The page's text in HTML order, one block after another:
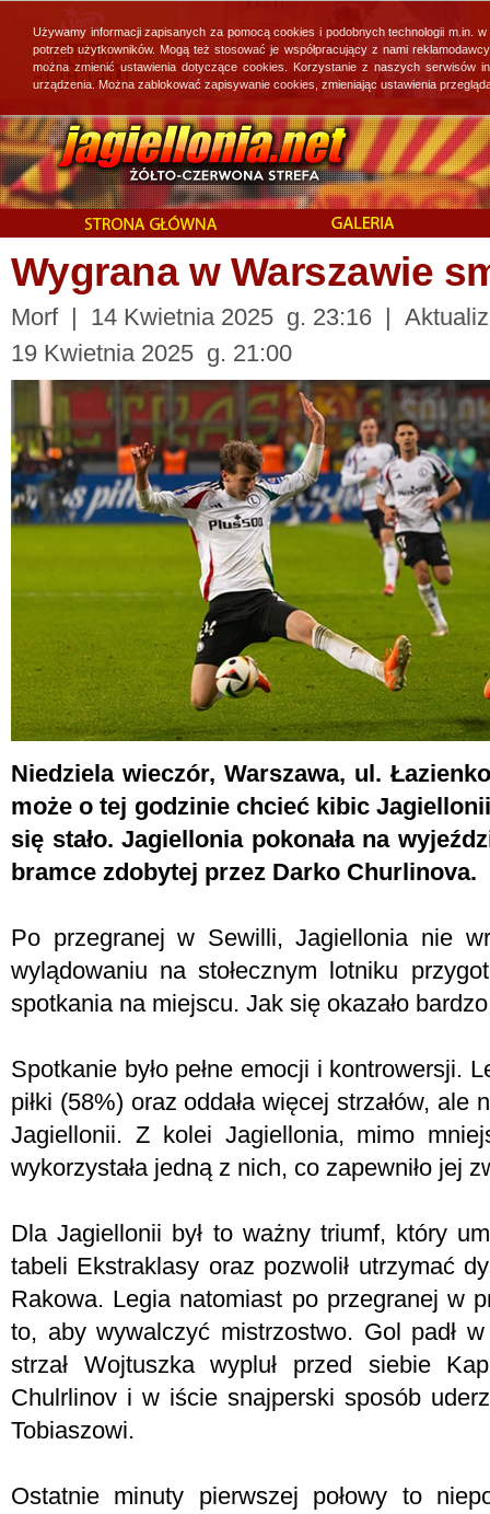
Wygrana w Warszawie
Morf | 14 Kwietnia 2025 g. 23:16 |
19 Kwietnia 2025 g. 21:00
Niedziela wieczór, Warszawa, ul.
może o tej godzinie chcieć kibic
się stało. Jagiellonia pokonała na
bramce zdobytej przez Darko Churlinova.
Po przegranej w Sewilli, Jagiellonia nie
wylądowaniu na stołecznym lotniku
spotkania na miejscu. Jak się okazało
Spotkanie było pełne emocji i kontrowersji.
piłki (58%) oraz oddała więcej strzałów, ale
Jagiellonii. Z kolei Jagiellonia, mimo
wykorzystała jedną z nich, co zapewniło jej
Dla Jagiellonii był to ważny triumf, który
tabeli Ekstraklasy oraz pozwolił utrzymać
Rakowa. Legia natomiast po przegranej w
to, aby wywalczyć mistrzostwo. Gol padł
strzał Wojtuszka wypluł przed siebie
Chulrlinov i w iście snajperski sposób
Tobiaszowi.
Ostatnie minuty pierwszej połowy to
Używamy informacji zapisanych za pomocą cookies i podobnych technologii
potrzeb użytkowników. Mogą też stosować je współpracujący z nami
można zmienić ustawienia dotyczące cookies. Korzystanie z naszych
urządzenia. Można zablokować zapisywanie cookies, zmieniając ustawienia